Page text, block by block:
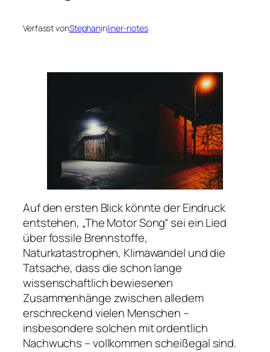
Verfasst vonStephaninliner-notes
Auf den ersten Blick könnte der Eindruck
entstehen, „The Motor Song“ sei ein Lied
über fossile Brennstoffe,
Naturkatastrophen, Klimawandel und die
Tatsache, dass die schon lange
wissenschaftlich bewiesenen
Zusammenhänge zwischen alledem
erschreckend vielen Menschen –
insbesondere solchen mit ordentlich
Nachwuchs – vollkommen scheißegal sind.